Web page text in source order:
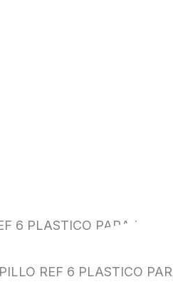
6 PLASTICO PARA
REF 6 PLASTICO